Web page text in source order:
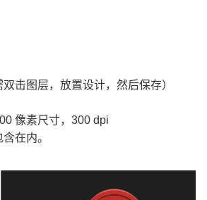
击图层，放置设计，然后保存）
像素尺寸，300 dpi
在内。